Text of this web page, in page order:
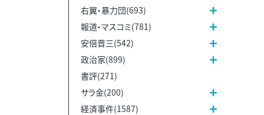
右翼・暴力団(693)
報道・マスコミ(781)
安倍晋三(542)
政治家(899)
書評(271)
サラ金(200)
経済事件(1587)